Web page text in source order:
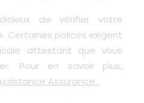
de vérifier votre
Certaines polices exigent
attestant que vous
Pour en savoir plus,
Assurance .